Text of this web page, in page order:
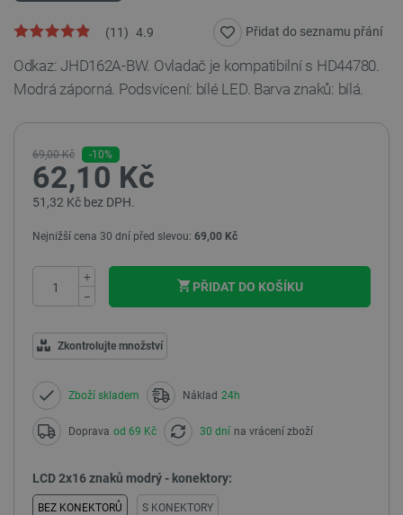
4.9
(11) Přidat do seznamu přání
Odkaz: JHD162A-BW. Ovladač je kompatibilní s HD44780.
Modrá záporná. Podsvícení: bílé LED. Barva znaků: bílá.
69,00 Kč -10%
62,10 Kč
51,32 Kč bez DPH.
Nejnižší cena 30 dní před slevou: 69,00 Kč
+
−
PŘIDAT DO KOŠÍKU
Zkontrolujte množství
Zboží skladem Náklad 24h
Doprava od 69 Kč 30 dní na vrácení zboží
LCD 2x16 znaků modrý - konektory:
BEZ KONEKTORŮ S KONEKTORY